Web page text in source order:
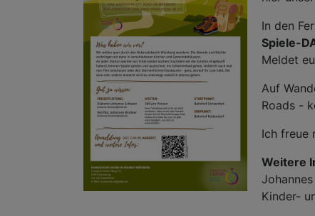
In den
Spiele-
Meldet
Auf
Roads -
Ich freue
Weitere
Kinder-